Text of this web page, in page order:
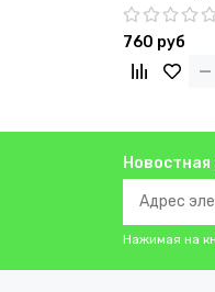
760 руб
Новостная
Нажимая на